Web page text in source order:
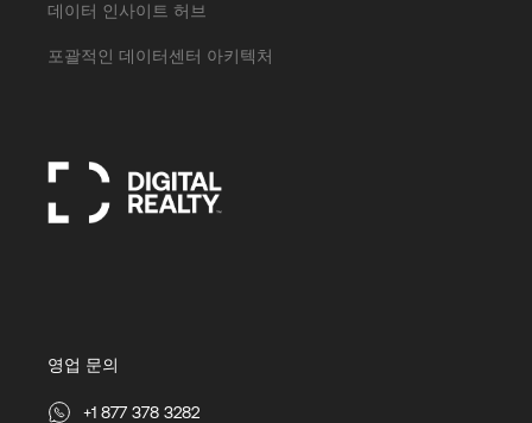
데이터 인사이트 허브
포괄적인 데이터센터 아키텍처
영업 문의
+1 877 378 3282